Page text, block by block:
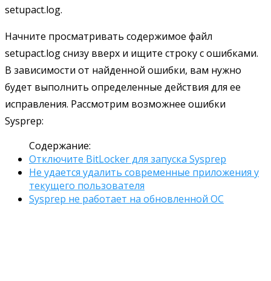
setupact.log.
Начните просматривать содержимое файл
setupact.log снизу вверх и ищите строку с ошибками.
В зависимости от найденной ошибки, вам нужно
будет выполнить определенные действия для ее
исправления. Рассмотрим возможнее ошибки
Sysprep:
Содержание:
Отключите BitLocker для запуска Sysprep
Не удается удалить современные приложения у
текущего пользователя
Sysprep не работает на обновленной ОС